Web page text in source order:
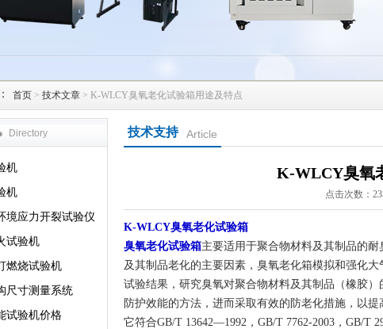
首页 > 技术文章 > K-WLCY臭氧老化试验箱用途及特点
Directory
机
机
境应力开裂试验仪
试验机
燃烧试验机
尺寸测量系统
试验机价格
技术支持 Article
K-WLCY臭氧
点击次数：
K-WLCY臭氧老化试验箱
臭氧老化试验箱主要适用于聚合物材料及其制品的
及其制品老化的主要因素，臭氧老化箱模拟和强化
试验结果，研究臭氧对聚合物材料及其制品（橡胶
防护效能的方法，进而采取有效的防老化措施，以
它符合GB/T 13642—1992，GB/T 7762-2003，GB/T